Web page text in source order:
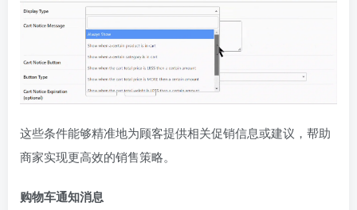
这些条件能够精准地为顾客提供相关促销信息或建议，帮助
商家实现更高效的销售策略。
购物车通知消息